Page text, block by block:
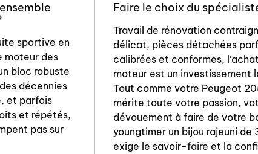
chemise emballée dans
Pistons and liners set for
GTI 1.6 For engine type
diameter: 83mm
Kit includes:
sportive en
moteur des
bloc robuste
décennies
et parfois
et répétés,
pas sur
Faire le choix du
Travail de rénovation
délicat, pièces détachées
calibrées et conformes,
moteur est un investissement
Tout comme votre Peugeot
mérite toute votre passion,
dévouement à faire de votre
youngtimer un bijou rajeuni de
exige le savoir-faire et la